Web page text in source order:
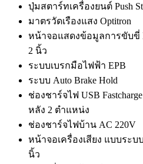
ปุ่มสตาร์ทเครื่องยนต์ Push
มาตรวัดเรืองแสง Optitron
หน้าจอแสดงข้อมูลการขับขี่
2 นิ้ว
ระบบเบรกมือไฟฟ้า EPB
ระบบ Auto Brake Hold
ช่องชาร์จไฟ USB
หลัง 2 ตำแหน่ง
ช่องชาร์จไฟบ้าน AC 220V
หน้าจอเครื่องเสียง แบบระบ
นิ้ว